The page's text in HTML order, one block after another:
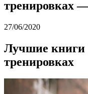
тренировках
27/06/2020
Лучшие книги
тренировках